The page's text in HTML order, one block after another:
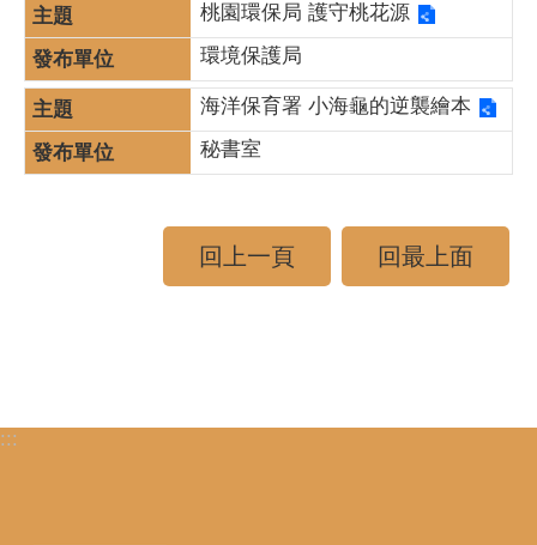
桃園環保局 護守桃花源
環境保護局
海洋保育署 小海龜的逆襲繪本
秘書室
回上一頁 回最上面
:::